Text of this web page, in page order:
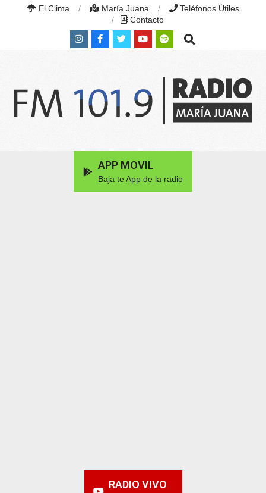
El Clima María Juana
Teléfonos Útiles
Contacto
Search
APP MOVIL
Baja te App de la radio
RADIO VIVO